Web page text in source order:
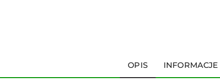
OPIS